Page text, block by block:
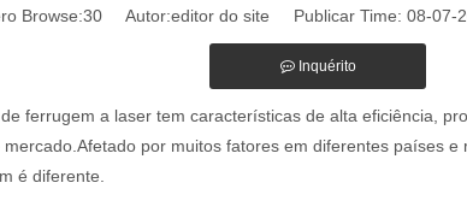
a laser na paisagem industrial e de fabricação
Browse:30Autor:editor do site Publicar Time: 08-
Inquérito
ferrugem a laser tem características de alta eficiência,
por muitos fatores em diferentes países
é diferente.